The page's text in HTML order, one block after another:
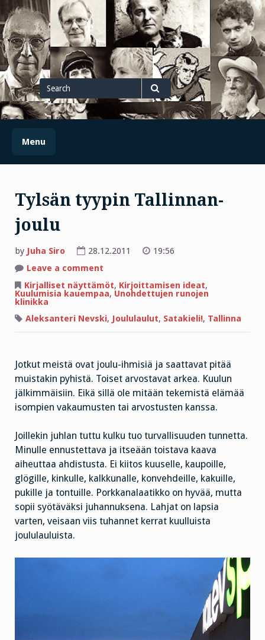
Skip
to
content
Search
for
Search
Menu
Tylsän tyypin Tallinnan-
joulu
by Juha Siro 28.12.2011
19:56
Leave a comment
tyypin
Tallinnan-
joulu
Kirjalliset näyttämöt, Kirjoittamisen ideat,
Kuulumisia kauempaa, Unohdettujen runojen
klinikka
Aleksanteri Nevski, Joululaulut, Satakieli!, Tallinna
Jotkut meistä ovat joulu-ihmisiä ja saattavat pitää
muistakin pyhistä. Toiset arvostavat arkea. Kuulun
jälkimmäisiin. Eikä sillä ole mitään tekemistä elämää
isompien vakaumusten tai arvostusten kanssa.
Joillekin juhlan tuttu kulku tuo turvallisuuden tunnetta.
Minulle ennustettava ja itseään toistava kaava
aiheuttaa ahdistusta. Ei kiitos kuuselle, kaupoille,
glögille, kinkulle, kalkkunalle, konvehdeille, kakuille,
pukille ja tontuille. Porkkanalaatikko on hyvää, mutta
sopii syötäväksi juhannuksena. Lahjat on lapsia
varten, veisaan viis tuhannet kerrat kuulluista
joululauluista.